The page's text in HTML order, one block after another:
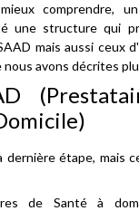
comprendre, un
une structure qui
mais aussi ceux
avons décrites
dernière étape, mais
de Santé à